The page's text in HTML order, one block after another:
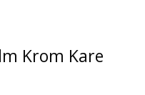
Krom Kare